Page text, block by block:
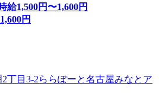
給1,500円〜1,600円
1,600円
丁目3-2ららぽーと名古屋みなとア